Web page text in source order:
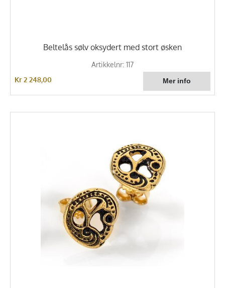
Beltelås sølv oksydert med stort øsken
Artikkelnr: 117
Kr 2 248,00